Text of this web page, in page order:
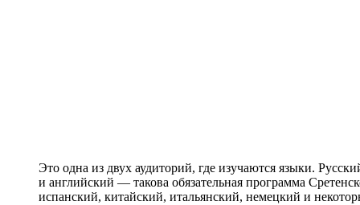
Это одна из двух аудиторий, где изучаются языки.
и английский — такова обязательная программа
испанский, китайский, итальянский, немецкий и